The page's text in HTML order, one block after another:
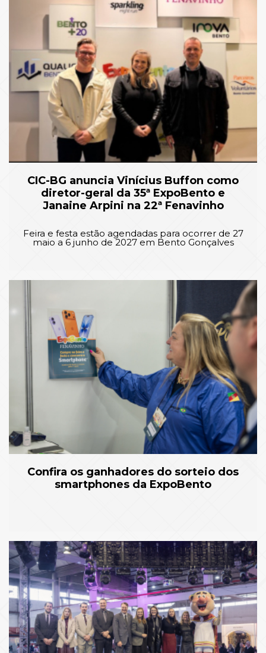
CIC-BG anuncia Vinícius Buffon como
diretor-geral da 35ª ExpoBento e
Janaine Arpini na 22ª Fenavinho
Feira e festa estão agendadas para ocorrer de 27
maio a 6 junho de 2027 em Bento Gonçalves
Confira os ganhadores do sorteio dos
smartphones da ExpoBento